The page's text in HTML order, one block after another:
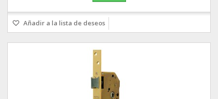
Añadir a la lista de deseos